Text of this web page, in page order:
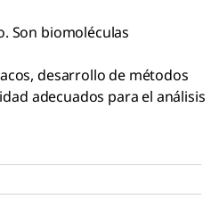
Son biomoléculas
desarrollo de métodos
adecuados para el análisis